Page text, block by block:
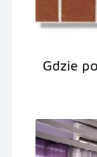
Gdzie